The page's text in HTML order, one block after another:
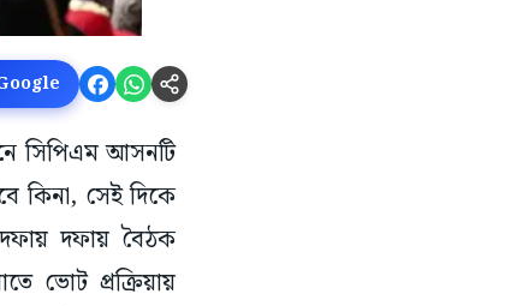
সিপিএম আসনটি
কিনা, সেই দিকে
দফায় বৈঠক
ভোট প্রক্রিয়ায়